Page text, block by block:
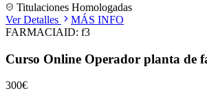
Titulaciones Homologadas
Ver Detalles
MÁS INFO
FARMACIAID: f3
Curso Online Operador planta de
300€